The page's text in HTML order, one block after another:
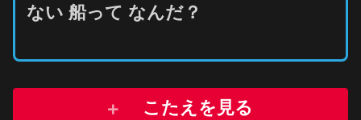
ない 船って なんだ？
こたえを見る